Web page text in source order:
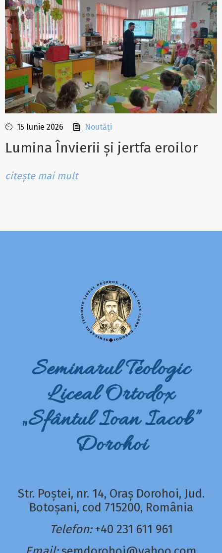
15 Iunie 2026 Noutăți
Lumina Învierii și jertfa eroilor
citește mai mult
Seminarul Teologic
Liceal Ortodox
„Sfântul Ioan Iacob”
Dorohoi
Str. Poștei, nr. 14, Oraș Dorohoi, Jud.
Botoșani, cod 715200, România
Telefon: +40 231 611 961